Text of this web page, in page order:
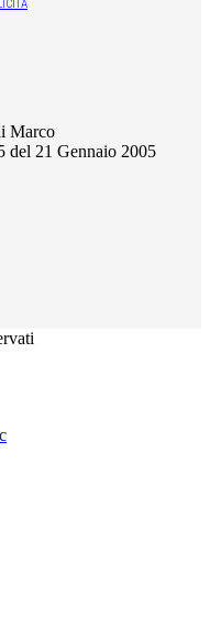
Marco
del 21 Gennaio 2005